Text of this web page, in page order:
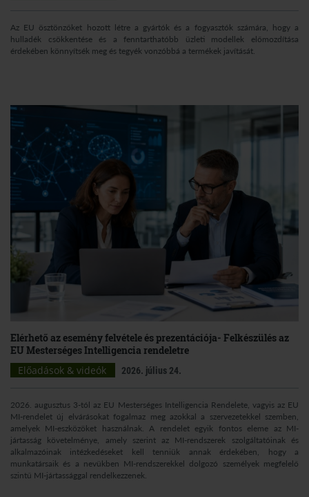
Az EU ösztönzőket hozott létre a gyártók és a fogyasztók számára, hogy a
hulladék csökkentése és a fenntarthatóbb üzleti modellek előmozdítása
érdekében könnyítsék meg és tegyék vonzóbbá a termékek javítását.
Elérhető az esemény felvétele és prezentációja- Felkészülés az
EU Mesterséges Intelligencia rendeletre
Előadások & videók
2026. július 24.
2026. augusztus 3-tól az EU Mesterséges Intelligencia Rendelete, vagyis az EU
MI-rendelet új elvárásokat fogalmaz meg azokkal a szervezetekkel szemben,
amelyek MI-eszközöket használnak. A rendelet egyik fontos eleme az MI-
jártasság követelménye, amely szerint az MI-rendszerek szolgáltatóinak és
alkalmazóinak intézkedéseket kell tenniük annak érdekében, hogy a
munkatársaik és a nevükben MI-rendszerekkel dolgozó személyek megfelelő
szintű MI-jártassággal rendelkezzenek.